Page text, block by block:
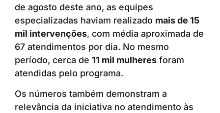
de agosto deste ano, as equipes
especializadas haviam realizado mais de 15
mil intervenções, com média aproximada de
67 atendimentos por dia. No mesmo
período, cerca de 11 mil mulheres foram
atendidas pelo programa.
Os números também demonstram a
relevância da iniciativa no atendimento às